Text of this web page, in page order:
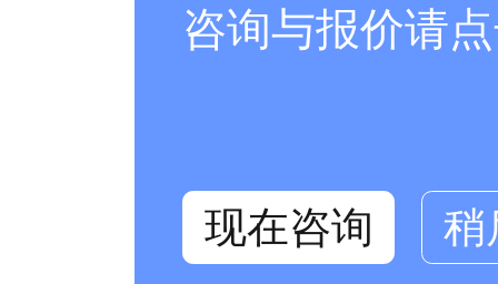
咨询与报价请
现在咨询 稍